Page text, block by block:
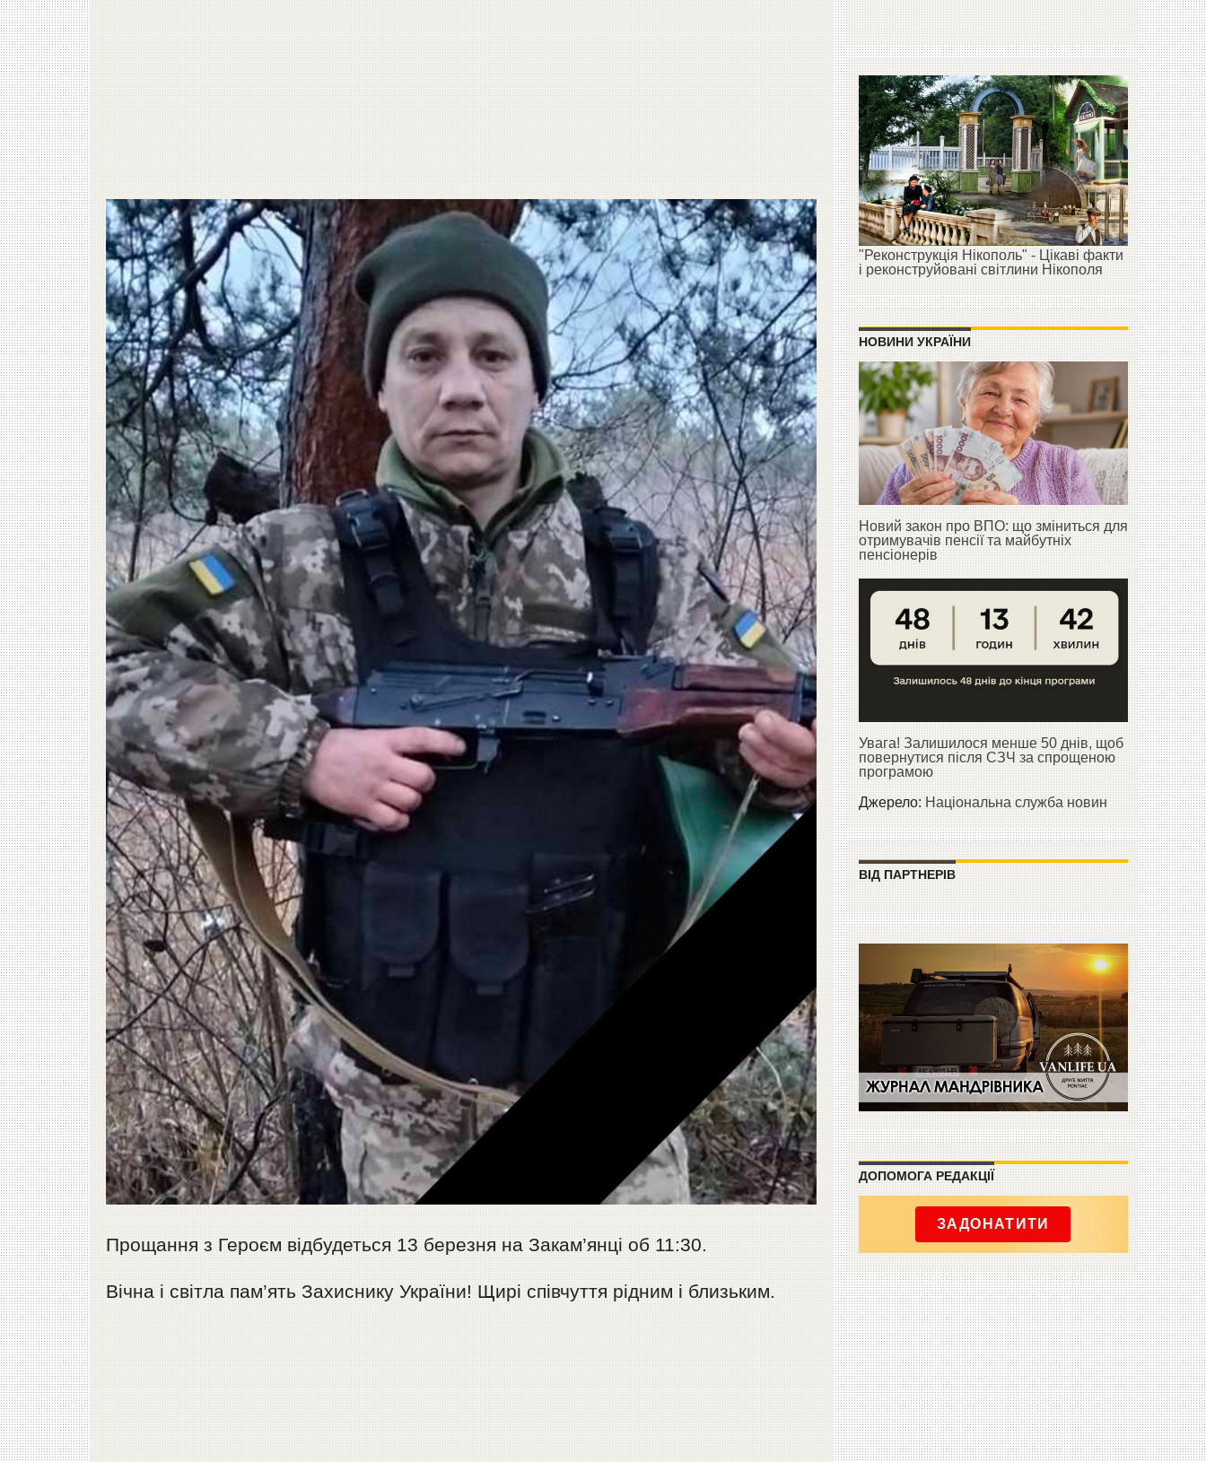
Прощання з Героєм відбудеться 13 березня на Закам’янці об 11:30.
Вічна і світла пам’ять Захиснику України! Щирі співчуття рідним і близьким.
"Реконструкція Нікополь" - Цікаві факти
і реконструйовані світлини Нікополя
НОВИНИ УКРАЇНИ
Новий закон про ВПО: що зміниться для
отримувачів пенсії та майбутніх
пенсіонерів
Увага! Залишилося менше 50 днів, щоб
повернутися після СЗЧ за спрощеною
програмою
Джерело:Національна служба новин
ВІД ПАРТНЕРІВ
ДОПОМОГА РЕДАКЦІЇ
ЗАДОНАТИТИ